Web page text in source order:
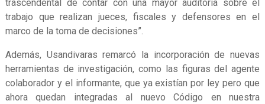
trascendental de contar con una mayor auditoría sobre el
trabajo que realizan jueces, fiscales y defensores en el
marco de la toma de decisiones”.
Además, Usandivaras remarcó la incorporación de nuevas
herramientas de investigación, como las figuras del agente
colaborador y el informante, que ya existían por ley pero que
ahora quedan integradas al nuevo Código en nuestra